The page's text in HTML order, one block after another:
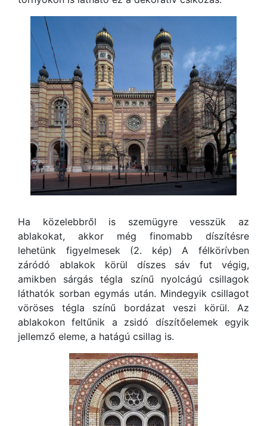
Ha közelebbről is szemügyre vesszük az
ablakokat, akkor még finomabb díszítésre
lehetünk figyelmesek (2. kép) A félkörívben
záródó ablakok körül díszes sáv fut végig,
amikben sárgás tégla színű nyolcágú csillagok
láthatók sorban egymás után. Mindegyik csillagot
vöröses tégla színű bordázat veszi körül. Az
ablakokon feltűnik a zsidó díszítőelemek egyik
jellemző eleme, a hatágú csillag is.